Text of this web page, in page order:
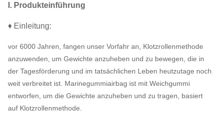
I. Produkteinführung
♦ Einleitung:
vor 6000 Jahren, fangen unser Vorfahr an, Klotzrollenmethode
anzuwenden, um Gewichte anzuheben und zu bewegen, die in
der Tagesförderung und im tatsächlichen Leben heutzutage noch
weit verbreitet ist. Marinegummiairbag ist mit Weichgummi
entworfen, um die Gewichte anzuheben und zu tragen, basiert
auf Klotzrollenmethode.